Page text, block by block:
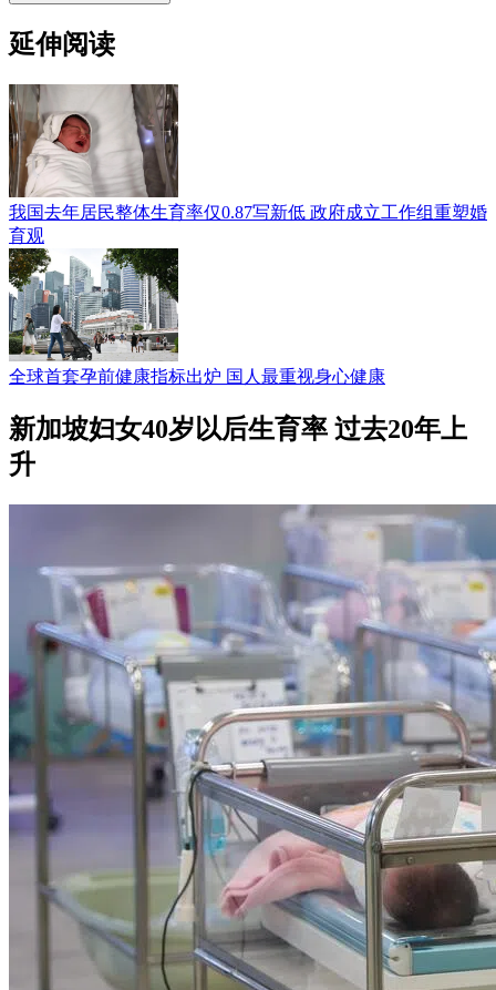
延伸阅读
我国去年居民整体生育率仅0.87写新低 政府成立工作组重塑婚
育观
全球首套孕前健康指标出炉 国人最重视身心健康
新加坡妇女40岁以后生育率 过去20年上
升